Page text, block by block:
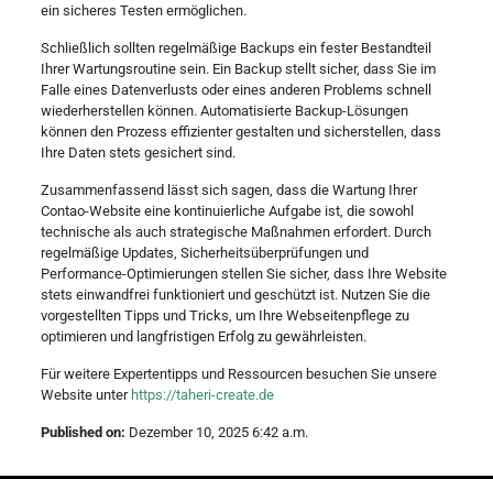
ein sicheres Testen ermöglichen.
Schließlich sollten regelmäßige Backups ein fester Bestandteil
Ihrer Wartungsroutine sein. Ein Backup stellt sicher, dass Sie im
Falle eines Datenverlusts oder eines anderen Problems schnell
wiederherstellen können. Automatisierte Backup-Lösungen
können den Prozess effizienter gestalten und sicherstellen, dass
Ihre Daten stets gesichert sind.
Zusammenfassend lässt sich sagen, dass die Wartung Ihrer
Contao-Website eine kontinuierliche Aufgabe ist, die sowohl
technische als auch strategische Maßnahmen erfordert. Durch
regelmäßige Updates, Sicherheitsüberprüfungen und
Performance-Optimierungen stellen Sie sicher, dass Ihre Website
stets einwandfrei funktioniert und geschützt ist. Nutzen Sie die
vorgestellten Tipps und Tricks, um Ihre Webseitenpflege zu
optimieren und langfristigen Erfolg zu gewährleisten.
Für weitere Expertentipps und Ressourcen besuchen Sie unsere
Website unter https://taheri-create.de
Published on: Dezember 10, 2025 6:42 a.m.